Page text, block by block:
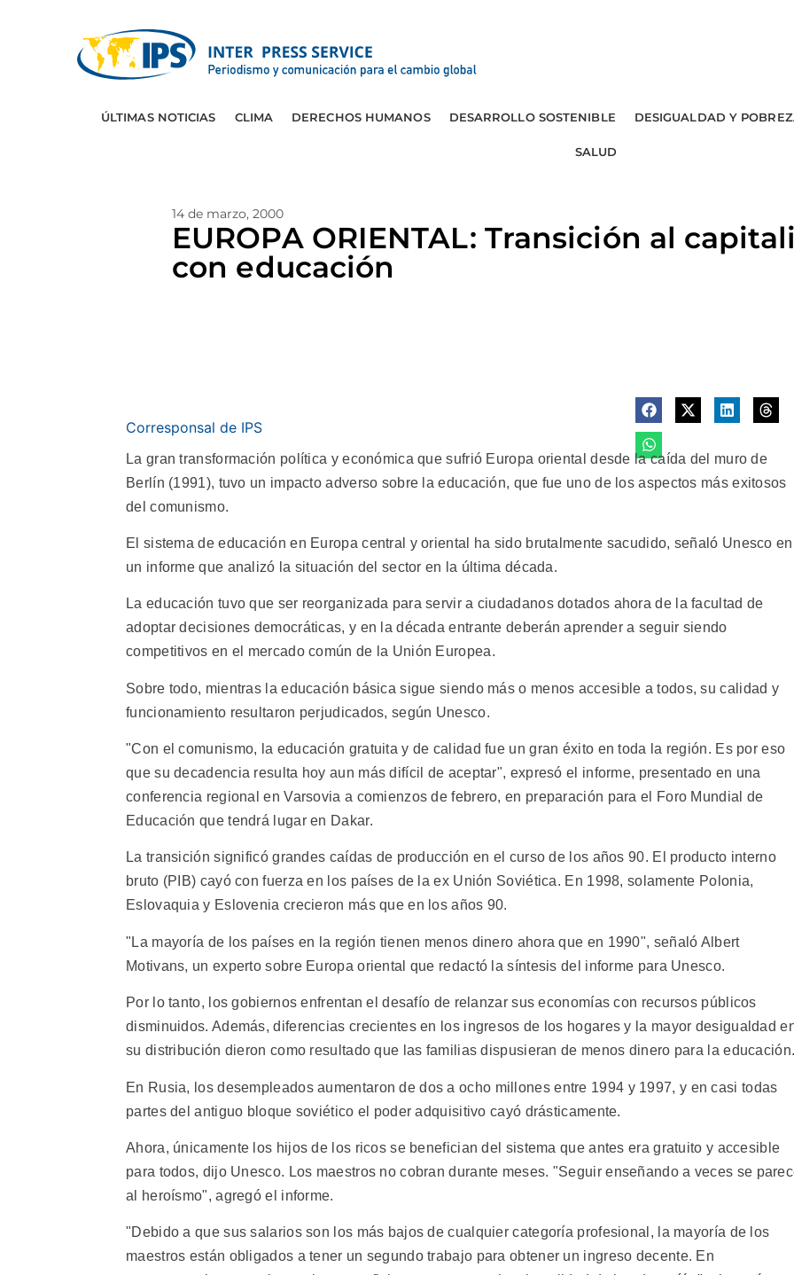
ÚLTIMAS NOTICIAS CLIMA DERECHOS HUMANOS DESARROLLO SOSTENIBLE DESIGUALDAD Y
SALUD
14 de marzo, 2000
EUROPA ORIENTAL: Transición al
con educación
Corresponsal de IPS
La gran transformación política y económica que sufrió Europa oriental desde la caída del muro de
Berlín (1991), tuvo un impacto adverso sobre la educación, que fue uno de los aspectos más exitosos
del comunismo.
El sistema de educación en Europa central y oriental ha sido brutalmente sacudido, señaló Unesco en
un informe que analizó la situación del sector en la última década.
La educación tuvo que ser reorganizada para servir a ciudadanos dotados ahora de la facultad de
adoptar decisiones democráticas, y en la década entrante deberán aprender a seguir siendo
competitivos en el mercado común de la Unión Europea.
Sobre todo, mientras la educación básica sigue siendo más o menos accesible a todos, su calidad y
funcionamiento resultaron perjudicados, según Unesco.
"Con el comunismo, la educación gratuita y de calidad fue un gran éxito en toda la región. Es por eso
que su decadencia resulta hoy aun más difícil de aceptar", expresó el informe, presentado en una
conferencia regional en Varsovia a comienzos de febrero, en preparación para el Foro Mundial de
Educación que tendrá lugar en Dakar.
La transición significó grandes caídas de producción en el curso de los años 90. El producto interno
bruto (PIB) cayó con fuerza en los países de la ex Unión Soviética. En 1998, solamente Polonia,
Eslovaquia y Eslovenia crecieron más que en los años 90.
"La mayoría de los países en la región tienen menos dinero ahora que en 1990", señaló Albert
Motivans, un experto sobre Europa oriental que redactó la síntesis del informe para Unesco.
Por lo tanto, los gobiernos enfrentan el desafío de relanzar sus economías con recursos públicos
disminuidos. Además, diferencias crecientes en los ingresos de los hogares y la mayor desigualdad
su distribución dieron como resultado que las familias dispusieran de menos dinero para la
En Rusia, los desempleados aumentaron de dos a ocho millones entre 1994 y 1997, y en casi todas
partes del antiguo bloque soviético el poder adquisitivo cayó drásticamente.
Ahora, únicamente los hijos de los ricos se benefician del sistema que antes era gratuito y accesible
para todos, dijo Unesco. Los maestros no cobran durante meses. "Seguir enseñando a veces se
al heroísmo", agregó el informe.
"Debido a que sus salarios son los más bajos de cualquier categoría profesional, la mayoría de los
maestros están obligados a tener un segundo trabajo para obtener un ingreso decente. En